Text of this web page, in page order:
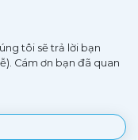
tôi sẽ trả lời bạn
Cám ơn bạn đã quan